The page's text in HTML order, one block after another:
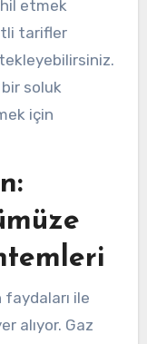
etmek
tarifler
soluk
için
ile
alıyor. Gaz